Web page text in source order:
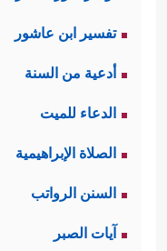
تفسير ابن عاشور
أدعية من السنة
الدعاء للميت
الصلاة الإبراهيمية
السنن الرواتب
آيات الصبر